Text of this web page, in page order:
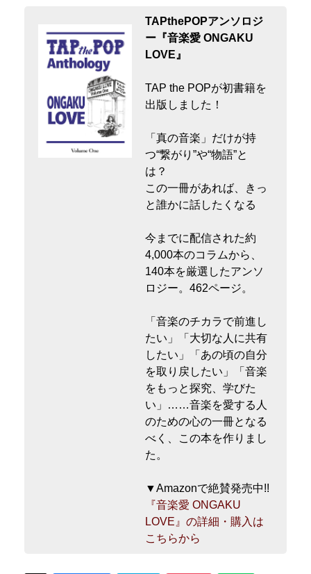
TAPthePOPアンソロジ
ー『音楽愛 ONGAKU
LOVE』
TAP the POPが初書籍を
出版しました！
「真の音楽」だけが持
つ“繋がり”や“物語”と
は？
この一冊があれば、きっ
と誰かに話したくなる
今までに配信された約
4,000本のコラムから、
140本を厳選したアンソ
ロジー。462ページ。
「音楽のチカラで前進し
たい」「大切な人に共有
したい」「あの頃の自分
を取り戻したい」「音楽
をもっと探究、学びた
い」……音楽を愛する人
のための心の一冊となる
べく、この本を作りまし
た。
▼Amazonで絶賛発売中!!
『音楽愛 ONGAKU
LOVE』の詳細・購入は
こちらから